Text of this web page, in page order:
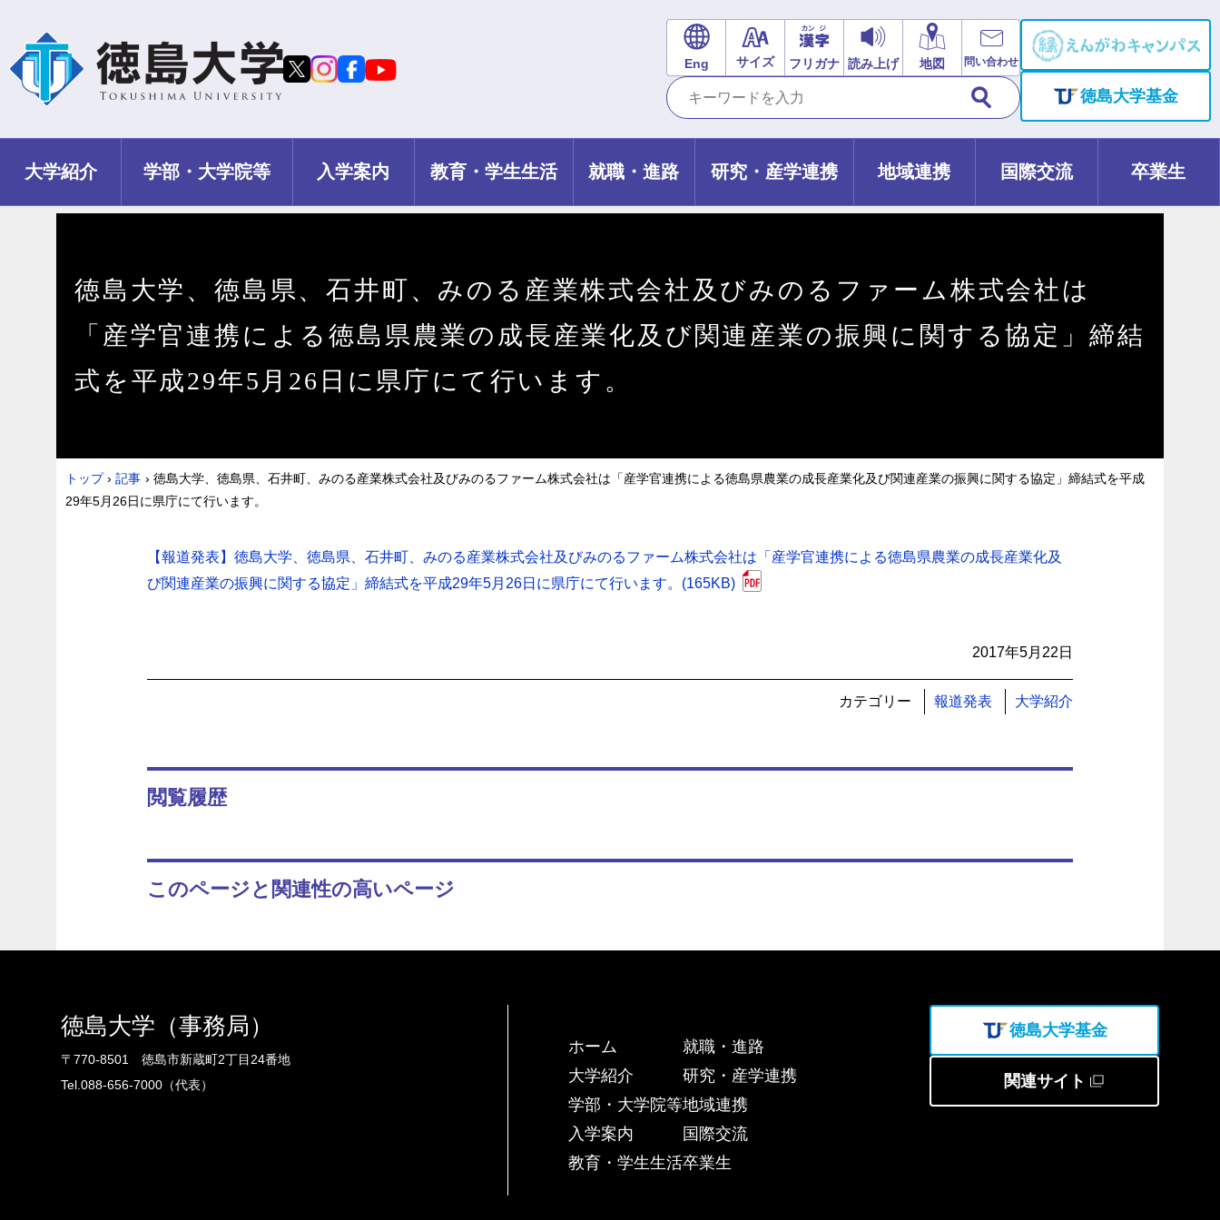
Eng サイズ フリガナ 読み上げ 地図 問い合わせ
徳島大学基金
大学紹介 学部・大学院等 入学案内 教育・学生生活 就職・進路 研究・産学連携 地域連携 国際交流 卒業生
徳島大学、徳島県、石井町、みのる産業株式会社及びみのるファーム株式会社は
「産学官連携による徳島県農業の成長産業化及び関連産業の振興に関する協定」締結
式を平成29年5月26日に県庁にて行います。
トップ › 記事 › 徳島大学、徳島県、石井町、みのる産業株式会社及びみのるファーム株式会社は「産学官連携による徳島県農業の成長産業化及び関連産業の振興に関する協定」締結式を平成
29年5月26日に県庁にて行います。
【報道発表】徳島大学、徳島県、石井町、みのる産業株式会社及びみのるファーム株式会社は「産学官連携による徳島県農業の成長産業化及
び関連産業の振興に関する協定」締結式を平成29年5月26日に県庁にて行います。(165KB)
2017年5月22日
カテゴリー 報道発表 大学紹介
閲覧履歴
このページと関連性の高いページ
徳島大学（事務局）
〒770-8501 徳島市新蔵町2丁目24番地
Tel.088-656-7000（代表）
ホーム
大学紹介
学部・大学院等
入学案内
教育・学生生活
就職・進路
研究・産学連携
地域連携
国際交流
卒業生
徳島大学基金
関連サイト